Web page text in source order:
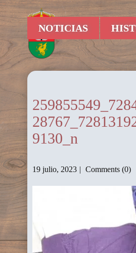
NOTICIAS
9130_n
19 julio, 2023 Comments (0)